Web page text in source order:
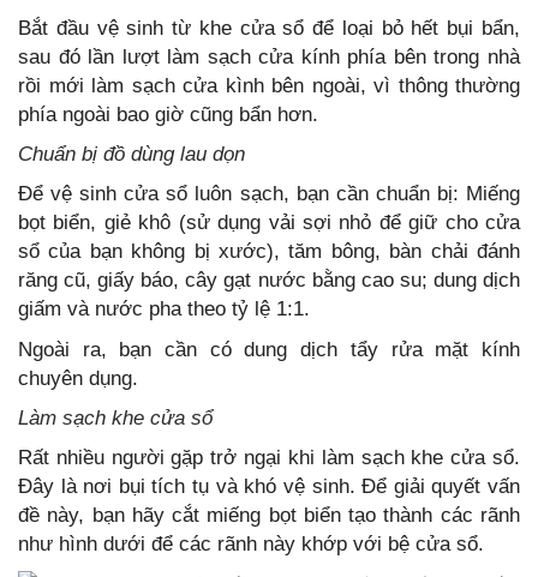
Bắt đầu vệ sinh từ khe cửa sổ để loại bỏ hết bụi bẩn,
sau đó lần lượt làm sạch cửa kính phía bên trong nhà
rồi mới làm sạch cửa kình bên ngoài, vì thông thường
phía ngoài bao giờ cũng bẩn hơn.
Chuẩn bị đồ dùng lau dọn
Để vệ sinh cửa sổ luôn sạch, bạn cần chuẩn bị: Miếng
bọt biển, giẻ khô (sử dụng vải sợi nhỏ để giữ cho cửa
sổ của bạn không bị xước), tăm bông, bàn chải đánh
răng cũ, giấy báo, cây gạt nước bằng cao su; dung dịch
giấm và nước pha theo tỷ lệ 1:1.
Ngoài ra, bạn cần có dung dịch tẩy rửa mặt kính
chuyên dụng.
Làm sạch khe cửa sổ
Rất nhiều người gặp trở ngại khi làm sạch khe cửa sổ.
Đây là nơi bụi tích tụ và khó vệ sinh. Để giải quyết vấn
đề này, bạn hãy cắt miếng bọt biển tạo thành các rãnh
như hình dưới để các rãnh này khớp với bệ cửa sổ.